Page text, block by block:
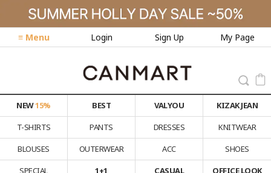
≡ Menu Login Sign Up My Page
NEW15% BEST VALYOU
KIZAK JEAN
T-SHIRTS
PANTS DRESSES
KNITWEAR
BLOUSES
OUTERWEAR ACC
SHOES
SPECIAL
1+1 CASUAL OFFICE LOOK